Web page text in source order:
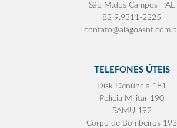
São M.dos Campos - AL
82 9.9311-2225
TELEFONES ÚTEIS
Disk Denúncia 181
Polícia Militar 190
SAMU 192
Corpo de Bombeiros 193